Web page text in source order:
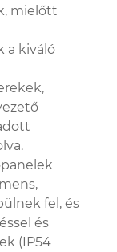
mielőtt
a kiváló
fel, és
és
(IP54